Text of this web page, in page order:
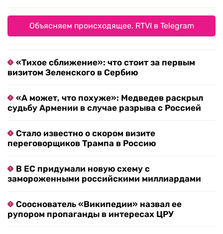
Объясняем происходящее. RTVI в Telegram
«Тихое сближение»: что стоит за первым
визитом Зеленского в Сербию
«А может, что похуже»: Медведев раскрыл
судьбу Армении в случае разрыва с Россией
Стало известно о скором визите
переговорщиков Трампа в Россию
В ЕС придумали новую схему с
замороженными российскими миллиардами
Сооснователь «Википедии» назвал ее
рупором пропаганды в интересах ЦРУ